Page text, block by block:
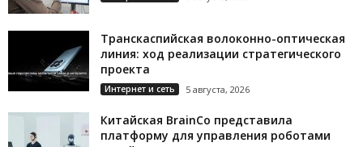
Транскаспийская волоконно-оптическая
линия: ход реализации стратегического
проекта
Интернет и сеть 5 августа, 2026
Китайская BrainCo представила
платформу для управления роботами